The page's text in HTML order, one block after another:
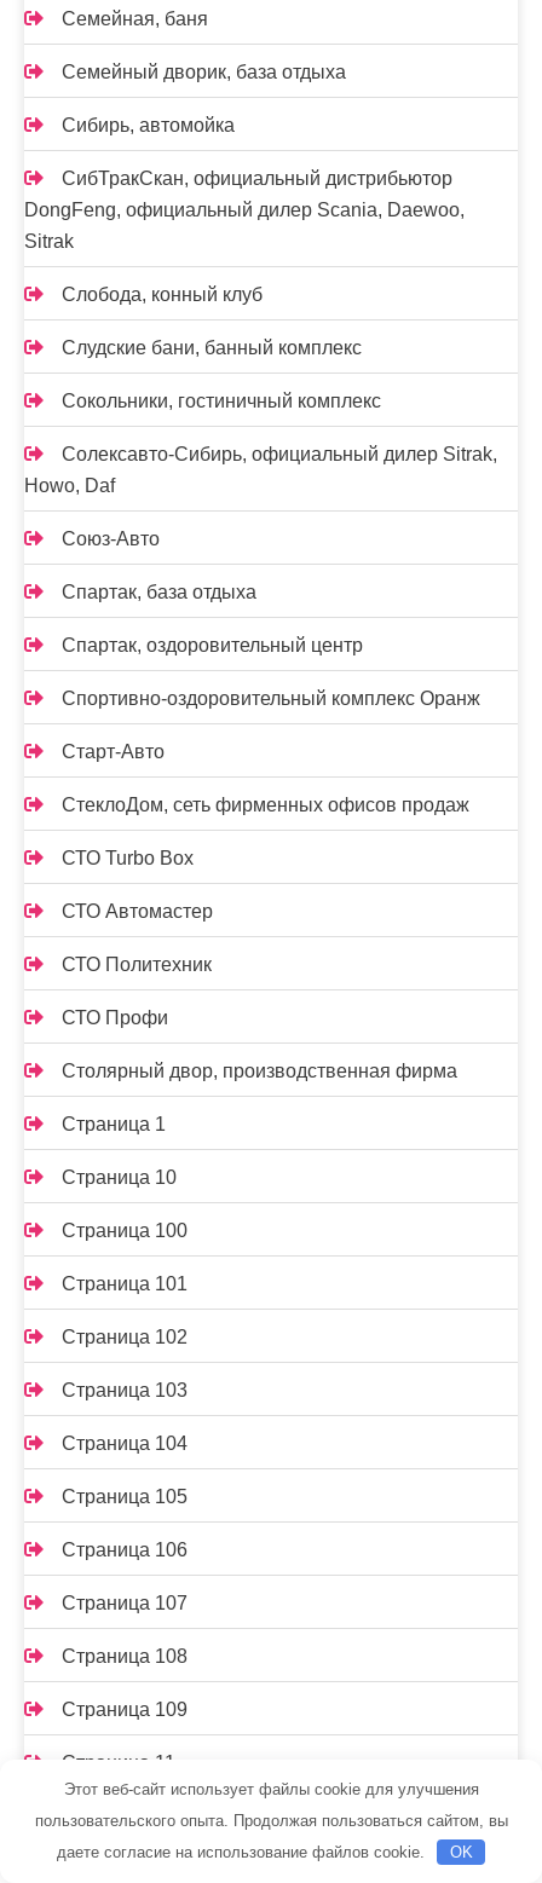
Семейная, баня
Семейный дворик, база отдыха
Сибирь, автомойка
СибТракСкан, официальный дистрибьютор
DongFeng, официальный дилер Scania, Daewoo,
Sitrak
Слобода, конный клуб
Слудские бани, банный комплекс
Сокольники, гостиничный комплекс
Солексавто-Сибирь, официальный дилер Sitrak,
Howo, Daf
Союз-Авто
Спартак, база отдыха
Спартак, оздоровительный центр
Спортивно-оздоровительный комплекс Оранж
Старт-Авто
СтеклоДом, сеть фирменных офисов продаж
СТО Turbo Box
СТО Автомастер
СТО Политехник
СТО Профи
Столярный двор, производственная фирма
Страница 1
Страница 10
Страница 100
Страница 101
Страница 102
Страница 103
Страница 104
Страница 105
Страница 106
Страница 107
Страница 108
Страница 109
Страница 11
Страница 110
Этот веб-сайт использует файлы cookie для улучшения
пользовательского опыта. Продолжая пользоваться сайтом, вы
даете согласие на использование файлов cookie.
OK